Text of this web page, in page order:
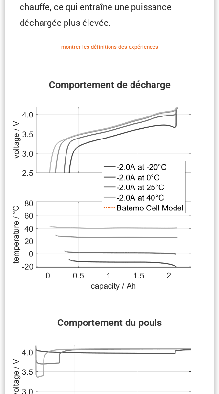
Compor­te­ment de décharge
chauffe, ce qui entraîne une puissance
déchargée plus élevée.
Compor­te­ment du pouls
montrer les défini­tions des expériences